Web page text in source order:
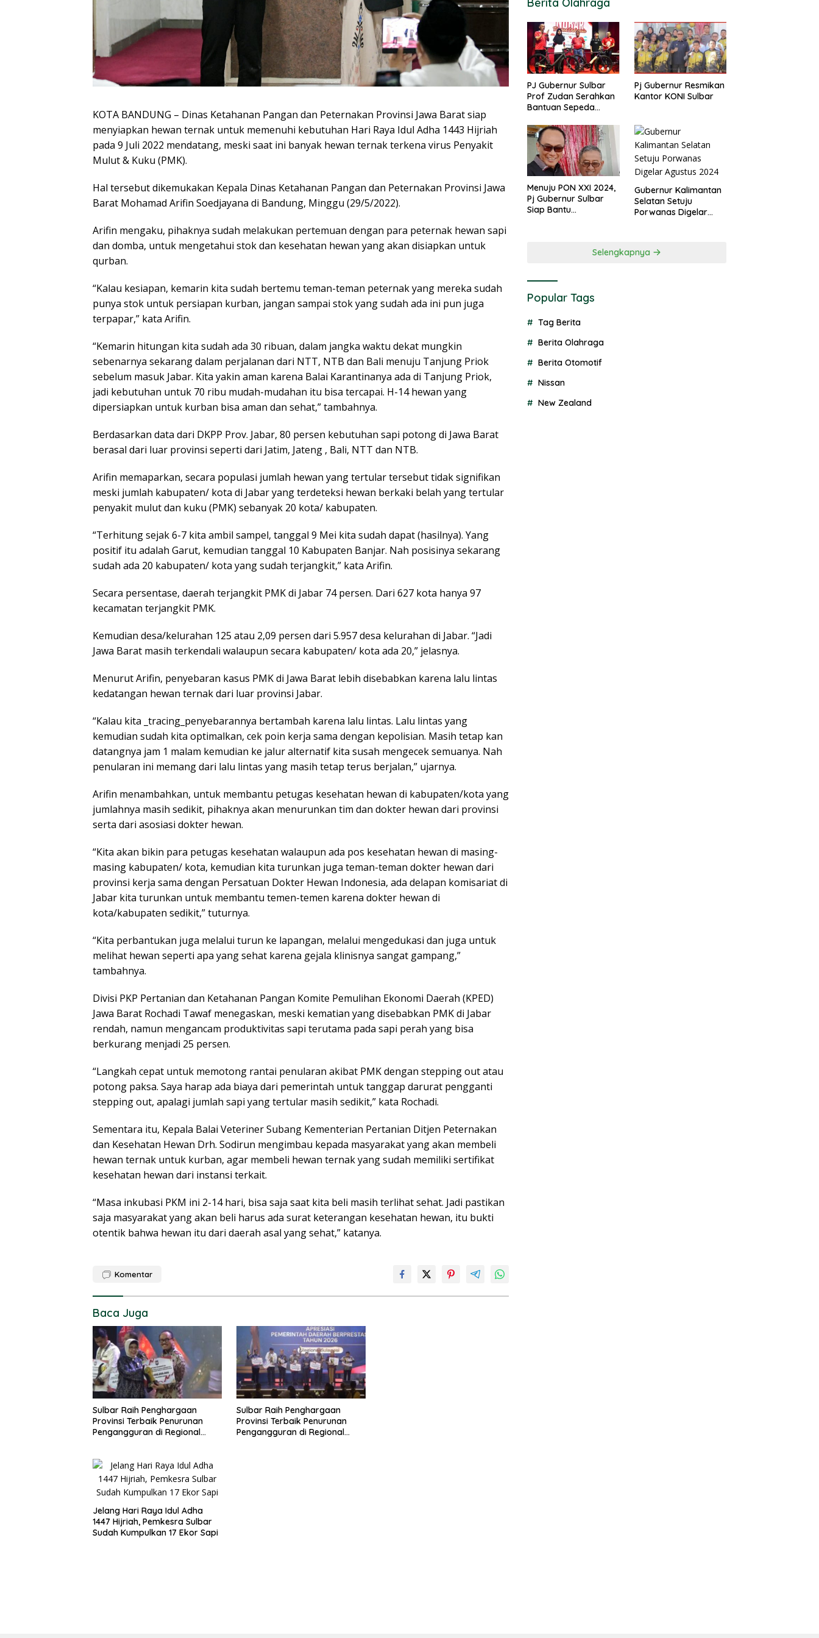
KOTA BANDUNG – Dinas Ketahanan Pangan dan Peternakan Provinsi Jawa Barat siap
menyiapkan hewan ternak untuk memenuhi kebutuhan Hari Raya Idul Adha 1443 Hijriah
pada 9 Juli 2022 mendatang, meski saat ini banyak hewan ternak terkena virus Penyakit
Mulut & Kuku (PMK).
Hal tersebut dikemukakan Kepala Dinas Ketahanan Pangan dan Peternakan Provinsi Jawa
Barat Mohamad Arifin Soedjayana di Bandung, Minggu (29/5/2022).
Arifin mengaku, pihaknya sudah melakukan pertemuan dengan para peternak hewan sapi
dan domba, untuk mengetahui stok dan kesehatan hewan yang akan disiapkan untuk
qurban.
“Kalau kesiapan, kemarin kita sudah bertemu teman-teman peternak yang mereka sudah
punya stok untuk persiapan kurban, jangan sampai stok yang sudah ada ini pun juga
terpapar,” kata Arifin.
“Kemarin hitungan kita sudah ada 30 ribuan, dalam jangka waktu dekat mungkin
sebenarnya sekarang dalam perjalanan dari NTT, NTB dan Bali menuju Tanjung Priok
sebelum masuk Jabar. Kita yakin aman karena Balai Karantinanya ada di Tanjung Priok,
jadi kebutuhan untuk 70 ribu mudah-mudahan itu bisa tercapai. H-14 hewan yang
dipersiapkan untuk kurban bisa aman dan sehat,” tambahnya.
Berdasarkan data dari DKPP Prov. Jabar, 80 persen kebutuhan sapi potong di Jawa Barat
berasal dari luar provinsi seperti dari Jatim, Jateng , Bali, NTT dan NTB.
Arifin memaparkan, secara populasi jumlah hewan yang tertular tersebut tidak signifikan
meski jumlah kabupaten/ kota di Jabar yang terdeteksi hewan berkaki belah yang tertular
penyakit mulut dan kuku (PMK) sebanyak 20 kota/ kabupaten.
“Terhitung sejak 6-7 kita ambil sampel, tanggal 9 Mei kita sudah dapat (hasilnya). Yang
positif itu adalah Garut, kemudian tanggal 10 Kabupaten Banjar. Nah posisinya sekarang
sudah ada 20 kabupaten/ kota yang sudah terjangkit,” kata Arifin.
Secara persentase, daerah terjangkit PMK di Jabar 74 persen. Dari 627 kota hanya 97
kecamatan terjangkit PMK.
Kemudian desa/kelurahan 125 atau 2,09 persen dari 5.957 desa kelurahan di Jabar. “Jadi
Jawa Barat masih terkendali walaupun secara kabupaten/ kota ada 20,” jelasnya.
Menurut Arifin, penyebaran kasus PMK di Jawa Barat lebih disebabkan karena lalu lintas
kedatangan hewan ternak dari luar provinsi Jabar.
“Kalau kita _tracing_penyebarannya bertambah karena lalu lintas. Lalu lintas yang
kemudian sudah kita optimalkan, cek poin kerja sama dengan kepolisian. Masih tetap kan
datangnya jam 1 malam kemudian ke jalur alternatif kita susah mengecek semuanya. Nah
penularan ini memang dari lalu lintas yang masih tetap terus berjalan,” ujarnya.
Arifin menambahkan, untuk membantu petugas kesehatan hewan di kabupaten/kota yang
jumlahnya masih sedikit, pihaknya akan menurunkan tim dan dokter hewan dari provinsi
serta dari asosiasi dokter hewan.
“Kita akan bikin para petugas kesehatan walaupun ada pos kesehatan hewan di masing-
masing kabupaten/ kota, kemudian kita turunkan juga teman-teman dokter hewan dari
provinsi kerja sama dengan Persatuan Dokter Hewan Indonesia, ada delapan komisariat di
Jabar kita turunkan untuk membantu temen-temen karena dokter hewan di
kota/kabupaten sedikit,” tuturnya.
“Kita perbantukan juga melalui turun ke lapangan, melalui mengedukasi dan juga untuk
melihat hewan seperti apa yang sehat karena gejala klinisnya sangat gampang,”
tambahnya.
Divisi PKP Pertanian dan Ketahanan Pangan Komite Pemulihan Ekonomi Daerah (KPED)
Jawa Barat Rochadi Tawaf menegaskan, meski kematian yang disebabkan PMK di Jabar
rendah, namun mengancam produktivitas sapi terutama pada sapi perah yang bisa
berkurang menjadi 25 persen.
“Langkah cepat untuk memotong rantai penularan akibat PMK dengan stepping out atau
potong paksa. Saya harap ada biaya dari pemerintah untuk tanggap darurat pengganti
stepping out, apalagi jumlah sapi yang tertular masih sedikit,” kata Rochadi.
Sementara itu, Kepala Balai Veteriner Subang Kementerian Pertanian Ditjen Peternakan
dan Kesehatan Hewan Drh. Sodirun mengimbau kepada masyarakat yang akan membeli
hewan ternak untuk kurban, agar membeli hewan ternak yang sudah memiliki sertifikat
kesehatan hewan dari instansi terkait.
“Masa inkubasi PKM ini 2-14 hari, bisa saja saat kita beli masih terlihat sehat. Jadi pastikan
saja masyarakat yang akan beli harus ada surat keterangan kesehatan hewan, itu bukti
otentik bahwa hewan itu dari daerah asal yang sehat,” katanya.
Komentar
Baca Juga
Sulbar Raih Penghargaan
Provinsi Terbaik Penurunan
Pengangguran di Regional
Sulbar Raih Penghargaan
Provinsi Terbaik Penurunan
Pengangguran di Regional
Jelang Hari Raya Idul Adha
1447 Hijriah, Pemkesra Sulbar
Sudah Kumpulkan 17 Ekor Sapi
PJ Gubernur Sulbar
Prof Zudan Serahkan
Bantuan Sepeda
PON 2024
Pj Gubernur Resmikan
Kantor KONI Sulbar
Menuju PON XXI 2024,
Pj Gubernur Sulbar
Siap Bantu
Gubernur Kalimantan
Selatan Setuju
Porwanas Digelar
Selengkapnya
Popular Tags
Tag Berita
Berita Olahraga
Berita Otomotif
Nissan
New Zealand